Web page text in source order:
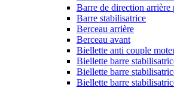
Barre de direction arrière
Barre stabilisatrice
Berceau arrière
Berceau avant
Biellette anti couple
Biellette barre
Biellette barre
Biellette barre